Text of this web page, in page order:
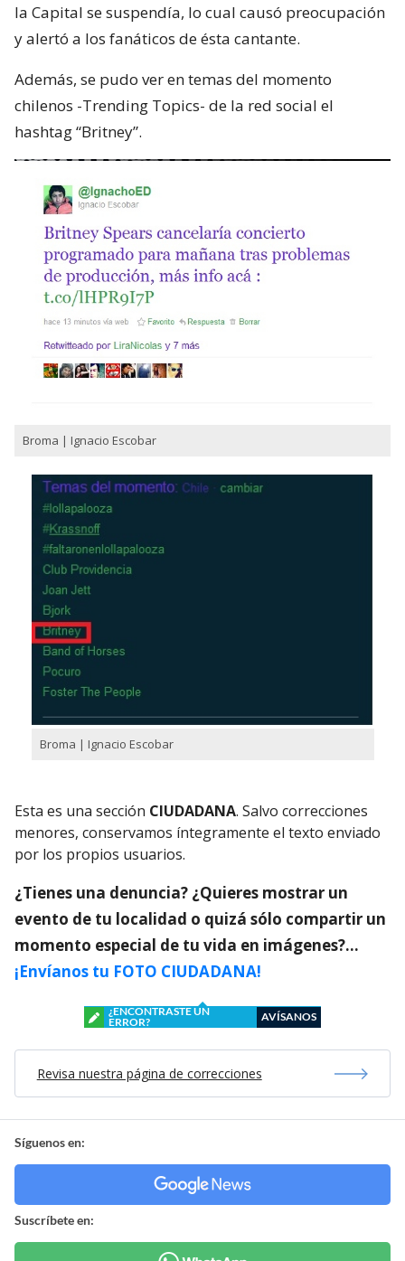
la Capital se suspendía, lo cual causó preocupación
y alertó a los fanáticos de ésta cantante.
Además, se pudo ver en temas del momento
chilenos -Trending Topics- de la red social el
hashtag “Britney”.
Broma | Ignacio Escobar
Broma | Ignacio Escobar
Esta es una sección CIUDADANA. Salvo correcciones
menores, conservamos íntegramente el texto enviado
por los propios usuarios.
¿Tienes una denuncia? ¿Quieres mostrar un
evento de tu localidad o quizá sólo compartir un
momento especial de tu vida en imágenes?…
¡Envíanos tu FOTO CIUDADANA!
¿ENCONTRASTE UN
ERROR?
AVÍSANOS
Revisa nuestra página de correcciones
Síguenos en:
Suscríbete en: